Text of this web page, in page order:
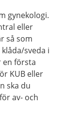
gynekologi.
eller
så som
sveda i
en första
KUB eller
ska du
av- och